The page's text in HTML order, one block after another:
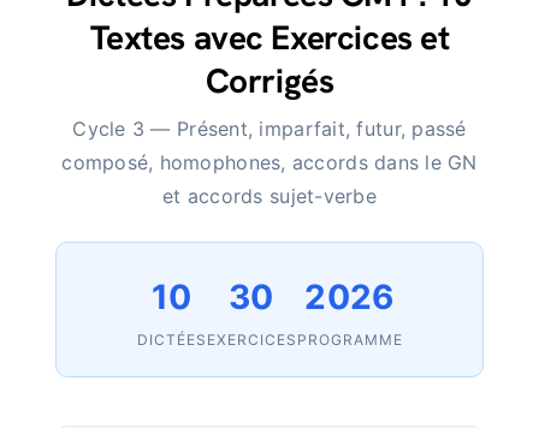
Langues
Textes avec Exercices et
Corrigés
Cycle 3 — Présent, imparfait, futur, passé
composé, homophones, accords dans le GN
et accords sujet-verbe
10
DICTÉES
30
EXERCICES
2026
PROGRAMME